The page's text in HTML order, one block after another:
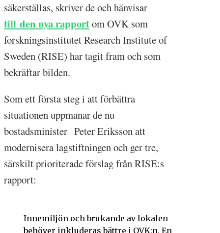
säkerställas, skriver de och hänvisar
till den nya rapportom OVK som
forskningsinstitutet Research Institute of
Sweden (RISE) har tagit fram och som
bekräftar bilden.
Som ett första steg i att förbättra
situationen uppmanar de nu
bostadsminister Peter Eriksson att
modernisera lagstiftningen och ger tre,
särskilt prioriterade förslag från RISE:s
rapport:
Innemiljön och brukande av lokalen
behöver inkluderas bättre i OVK:n. En